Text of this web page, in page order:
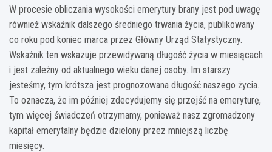
W procesie obliczania wysokości emerytury brany jest pod uwagę
również wskaźnik dalszego średniego trwania życia, publikowany
co roku pod koniec marca przez Główny Urząd Statystyczny.
Wskaźnik ten wskazuje przewidywaną długość życia w miesiącach
i jest zależny od aktualnego wieku danej osoby. Im starszy
jesteśmy, tym krótsza jest prognozowana długość naszego życia.
To oznacza, że im później zdecydujemy się przejść na emeryturę,
tym więcej świadczeń otrzymamy, ponieważ nasz zgromadzony
kapitał emerytalny będzie dzielony przez mniejszą liczbę
miesięcy.